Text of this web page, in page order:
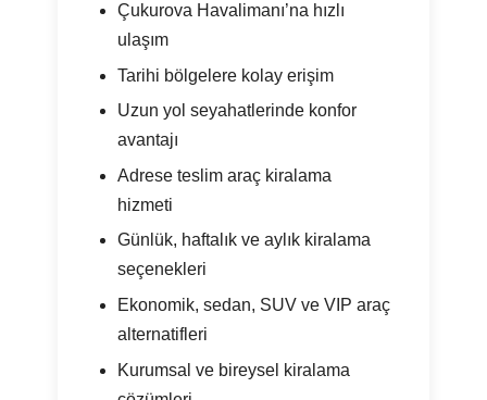
Çukurova Havalimanı’na hızlı
ulaşım
Tarihi bölgelere kolay erişim
Uzun yol seyahatlerinde konfor
avantajı
Adrese teslim araç kiralama
hizmeti
Günlük, haftalık ve aylık kiralama
seçenekleri
Ekonomik, sedan, SUV ve VIP araç
alternatifleri
Kurumsal ve bireysel kiralama